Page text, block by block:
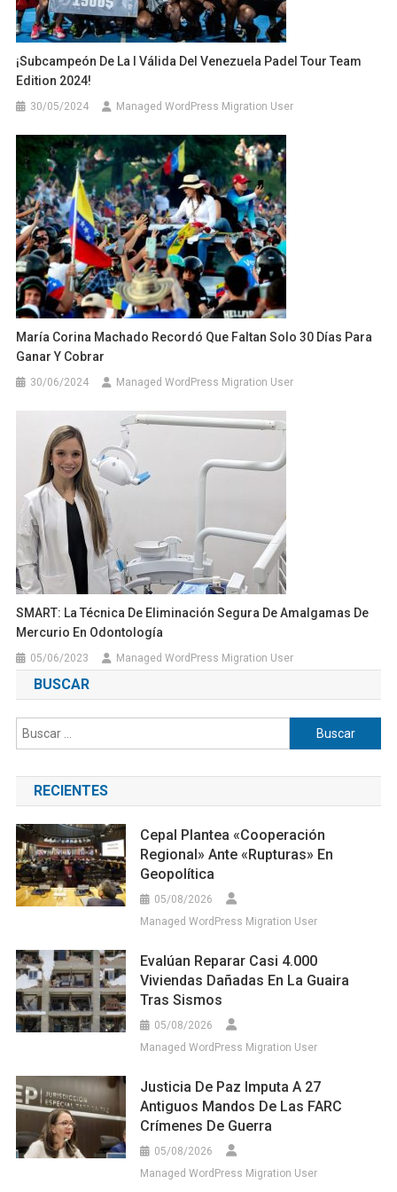
¡Subcampeón De La I Válida Del Venezuela Padel Tour Team
Edition 2024!
30/05/2024 Managed WordPress Migration User
María Corina Machado Recordó Que Faltan Solo 30 Días Para
Ganar Y Cobrar
30/06/2024 Managed WordPress Migration User
SMART: La Técnica De Eliminación Segura De Amalgamas De
Mercurio En Odontología
05/06/2023 Managed WordPress Migration User
BUSCAR
Buscar:
RECIENTES
Cepal Plantea «cooperación
Regional» Ante «rupturas» En
Geopolítica
05/08/2026
Managed WordPress Migration User
Evalúan Reparar Casi 4.000
Viviendas Dañadas En La Guaira
Tras Sismos
05/08/2026
Managed WordPress Migration User
Justicia De Paz Imputa A 27
Antiguos Mandos De Las FARC
Crímenes De Guerra
05/08/2026
Managed WordPress Migration User